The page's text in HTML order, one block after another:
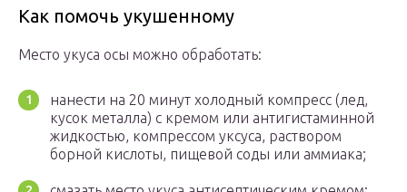
Как помочь укушенному
Место укуса осы можно обработать:
нанести на 20 минут холодный компресс (лед,
кусок металла) с кремом или антигистаминной
жидкостью, компрессом уксуса, раствором
борной кислоты, пищевой соды или аммиака;